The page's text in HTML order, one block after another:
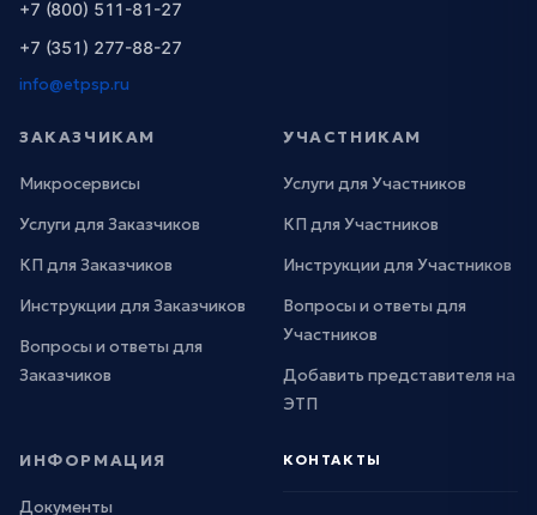
+7 (800) 511-81-27
+7 (351) 277-88-27
info@etpsp.ru
ЗАКАЗЧИКАМ
Микросервисы
Услуги для Заказчиков
КП для Заказчиков
Инструкции для Заказчиков
Вопросы и ответы для
Заказчиков
УЧАСТНИКАМ
Услуги для Участников
КП для Участников
Инструкции для Участников
Вопросы и ответы для
Участников
Добавить представителя на
ЭТП
ИНФОРМАЦИЯ
Документы
КОНТАКТЫ